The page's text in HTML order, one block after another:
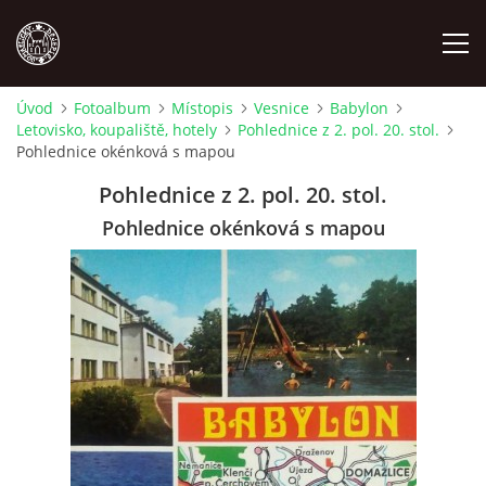
MÍSTOPIS
NÁRODOPIS
OSOBNOSTI
OSTATNÍ
ODKAZY
Úvod Fotoalbum Místopis Vesnice
Babylon
Letovisko, koupaliště, hotely
Pohlednice z 2. pol. 20. stol.
Pohlednice okénková s mapou
Pohlednice z 2. pol. 20. stol.
Pohlednice okénková s mapou